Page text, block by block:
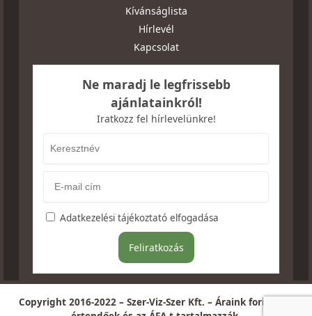
Kívánságlista
Hírlevél
Kapcsolat
Ne maradj le legfrissebb
ajánlatainkról!
Iratkozz fel hírlevelünkre!
Adatkezelési tájékoztató elfogadása
Copyright 2016-2022 – Szer-Viz-Szer Kft. – Áraink forintban